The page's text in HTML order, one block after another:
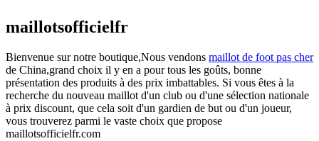
maillotsofficielfr
Bienvenue sur notre boutique,Nous vendons maillot de foot pas cher
de China,grand choix il y en a pour tous les goûts, bonne
présentation des produits à des prix imbattables. Si vous êtes à la
recherche du nouveau maillot d'un club ou d'une sélection nationale
à prix discount, que cela soit d'un gardien de but ou d'un joueur,
vous trouverez parmi le vaste choix que propose
maillotsofficielfr.com